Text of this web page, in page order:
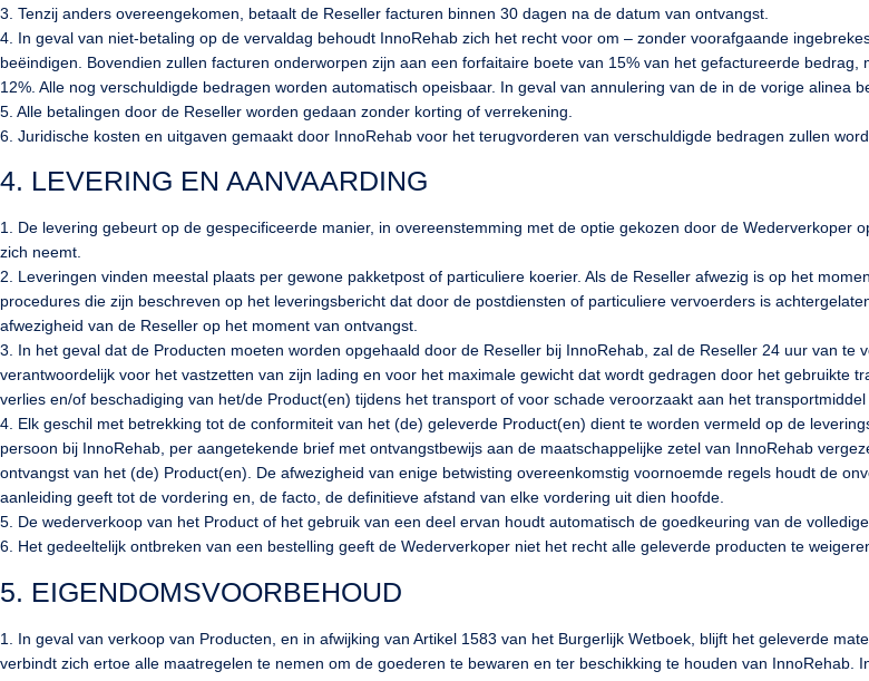
3. Tenzij anders overeengekomen, betaalt de Reseller facturen binnen 30 dagen na de datum van ontvangst.
4. In geval van niet-betaling op de vervaldag behoudt InnoRehab zich het recht voor om – zonder voorafgaande
beëindigen. Bovendien zullen facturen onderworpen zijn aan een forfaitaire boete van 15% van het gefactureerde
12%. Alle nog verschuldigde bedragen worden automatisch opeisbaar. In geval van annulering van de in de vorige alinea
5. Alle betalingen door de Reseller worden gedaan zonder korting of verrekening.
6. Juridische kosten en uitgaven gemaakt door InnoRehab voor het terugvorderen van verschuldigde bedragen zullen
4. LEVERING EN AANVAARDING
1. De levering gebeurt op de gespecificeerde manier, in overeenstemming met de optie gekozen door de Wederverkoper
zich neemt.
2. Leveringen vinden meestal plaats per gewone pakketpost of particuliere koerier. Als de Reseller afwezig is op het
procedures die zijn beschreven op het leveringsbericht dat door de postdiensten of particuliere vervoerders is
afwezigheid van de Reseller op het moment van ontvangst.
3. In het geval dat de Producten moeten worden opgehaald door de Reseller bij InnoRehab, zal de Reseller 24 uur van
verantwoordelijk voor het vastzetten van zijn lading en voor het maximale gewicht dat wordt gedragen door het gebruikte
verlies en/of beschadiging van het/de Product(en) tijdens het transport of voor schade veroorzaakt aan het
4. Elk geschil met betrekking tot de conformiteit van het (de) geleverde Product(en) dient te worden vermeld op de
persoon bij InnoRehab, per aangetekende brief met ontvangstbewijs aan de maatschappelijke zetel van InnoRehab
ontvangst van het (de) Product(en). De afwezigheid van enige betwisting overeenkomstig voornoemde regels houdt de
aanleiding geeft tot de vordering en, de facto, de definitieve afstand van elke vordering uit dien hoofde.
5. De wederverkoop van het Product of het gebruik van een deel ervan houdt automatisch de goedkeuring van de
6. Het gedeeltelijk ontbreken van een bestelling geeft de Wederverkoper niet het recht alle geleverde producten te
5. EIGENDOMSVOORBEHOUD
1. In geval van verkoop van Producten, en in afwijking van Artikel 1583 van het Burgerlijk Wetboek, blijft het geleverde
verbindt zich ertoe alle maatregelen te nemen om de goederen te bewaren en ter beschikking te houden van